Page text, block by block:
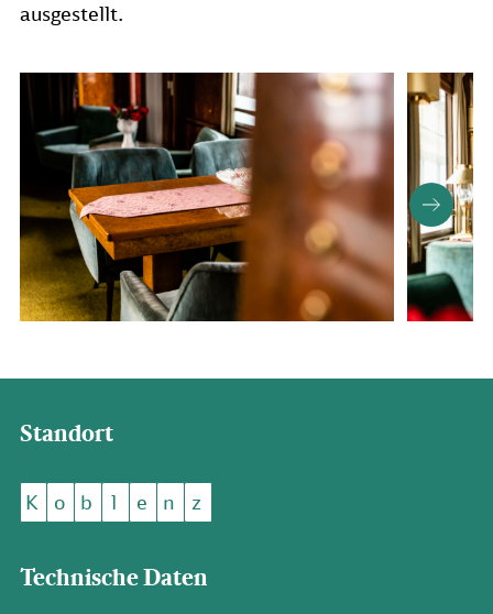
ausgestellt.
Standort
K o b l e n z
Technische Daten